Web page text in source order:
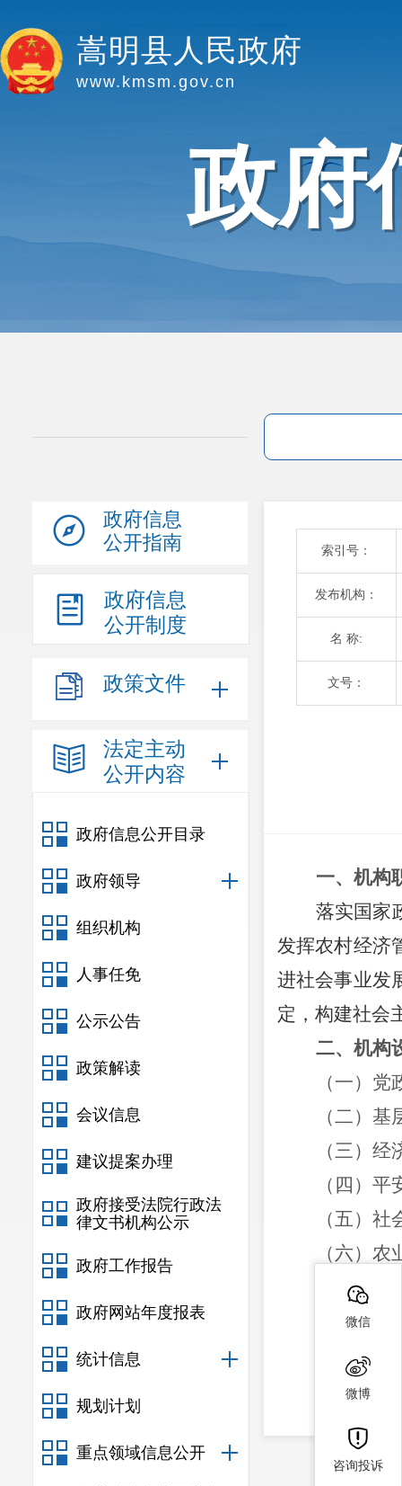
嵩明县人民政府
www.kmsm.gov.cn
政府
政府信息
公开指南
政府信息
公开制度
政策文件
法定主动
公开内容
政府信息公开目录
政府领导
组织机构
人事任免
公示公告
政策解读
会议信息
建议提案办理
政府接受法院行政法
律文书机构公示
政府工作报告
政府网站年度报表
统计信息
规划计划
重点领域信息公开
索引号：
发布机构：
名 称:
文号：
一、 机构
落实国家
发挥农村经济
进社会事业发
定，构建社会
二、机构
（一） 党
（二） 基
（三）
（四）
（五）
（六）
（七）
（八）
三、班子
张 清 汉
代秋鹏
黄艳华
微信
微博
咨询投诉